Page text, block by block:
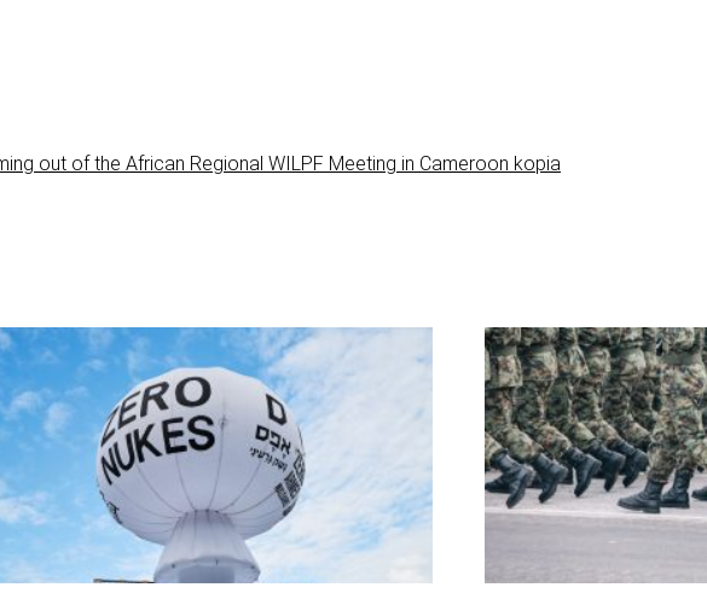
out of the African Regional WILPF Meeting in Cameroon kopia